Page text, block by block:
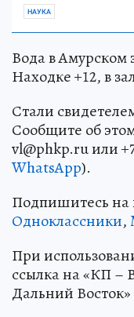
НАУКА
Вода в Амурском
Находке +12, в
Стали
Сообщите об
vl@phkp.ru или
WhatsApp).
Подпишитесь на
Одноклассники,
При
ссылка на «КП –
Дальний Восток»